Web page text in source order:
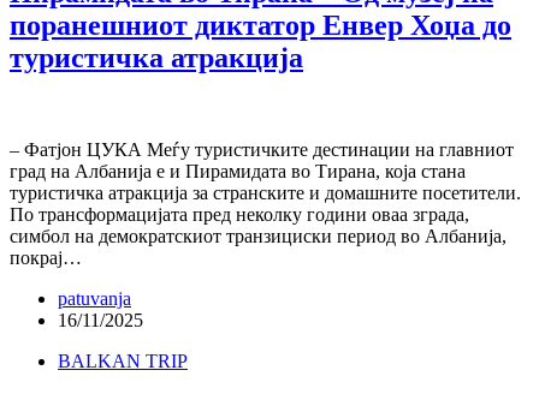
поранешниот диктатор Енвер Хоџа до
туристичка атракција
– Фатјон ЦУКА Меѓу туристичките дестинации на главниот
град на Албанија е и Пирамидата во Тирана, која стана
туристичка атракција за странските и домашните посетители.
По трансформацијата пред неколку години оваа зграда,
симбол на демократскиот транзициски период во Албанија,
покрај…
patuvanja
16/11/2025
BALKAN TRIP